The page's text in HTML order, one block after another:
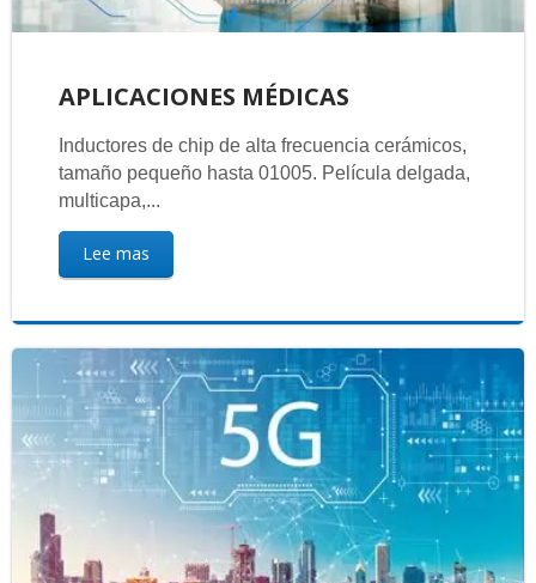
APLICACIONES MÉDICAS
Inductores de chip de alta frecuencia cerámicos,
tamaño pequeño hasta 01005. Película delgada,
multicapa,...
Lee mas